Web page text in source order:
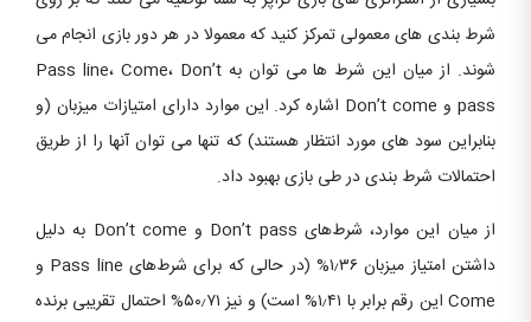
شرط بندی های معمولی تمرکز کنید که معمولا در هر دور بازی انجام می
شوند. از میان این شرط ها می توان به Pass line، Come، Don’t
pass و Don’t come اشاره کرد. این موارد دارای امتیازات میزبان (و
بنابراین سود های مورد انتظار هستند) که تنها می توان آنها را از طریق
احتمالات شرط بندی در طی بازی بهبود داد.
از میان این موارد، شرط‌های Don’t pass و Don’t come به دلیل
داشتن امتیاز میزبان ۱٫۳۶% (در حالی که برای شرط‌های Pass line و
Come این رقم برابر با ۱٫۴۱% است) و نیز ۵۰٫۷۱% احتمال تقریبی برنده